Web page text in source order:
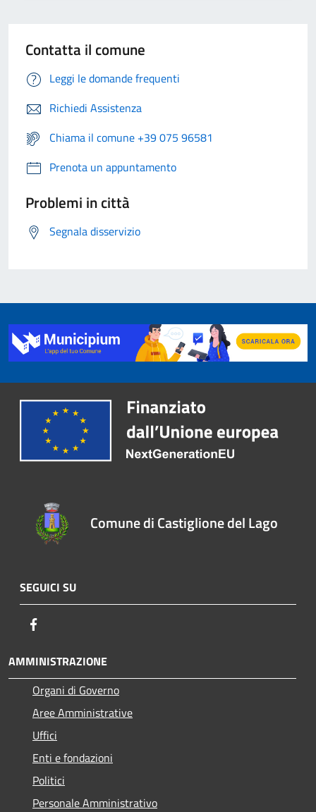
Contatta il comune
Leggi le domande frequenti
Richiedi Assistenza
Chiama il comune +39 075 96581
Prenota un appuntamento
Problemi in città
Segnala disservizio
Comune di Castiglione del Lago
SEGUICI SU
AMMINISTRAZIONE
Organi di Governo
Aree Amministrative
Uffici
Enti e fondazioni
Politici
Personale Amministrativo